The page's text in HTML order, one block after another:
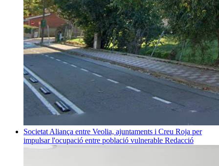
Societat Aliança entre Veolia, ajuntaments i Creu Roja per
impulsar l'ocupació entre població vulnerable Redacció